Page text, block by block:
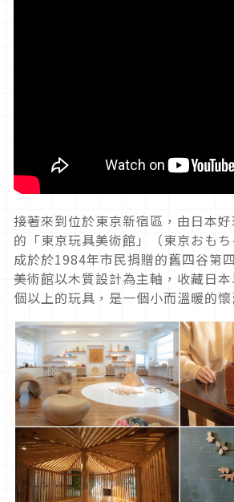
接著來到位於東京新宿區，由日本
的「東京玩具美術館」（東京おも
成於於1984年市民捐贈的舊四谷第
美術館以木質設計為主軸，收藏日
個以上的玩具，是一個小而溫暖的懷